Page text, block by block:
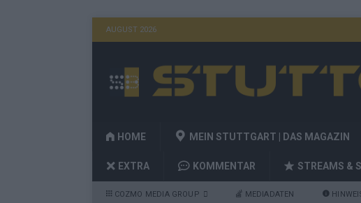
AUGUST 2026
HOME MEIN STUTTGART | DAS MAGAZIN
EXTRA KOMMENTAR STREAMS &
COZMO MEDIA GROUP MEDIADATEN